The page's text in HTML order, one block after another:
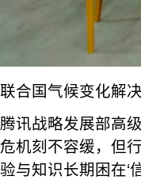
联合国气候变化解
腾讯战略发展部高
危机刻不容缓，但
验与知识长期困在‘